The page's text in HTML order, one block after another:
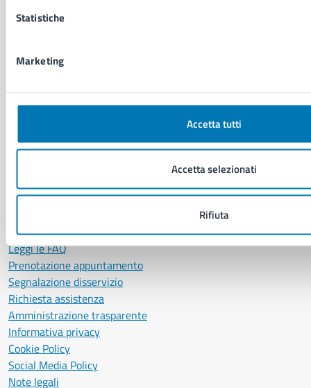
Statistiche
Marketing
Accetta tutti
Accetta selezionati
Rifiuta
Comune di Napoli
CF: 80014890638
LEI: 8156007FF4DEB97ABA09
Servizio Protocollo, URP e Albo Pretorio
Leggi le FAQ
Prenotazione appuntamento
Segnalazione disservizio
Richiesta assistenza
Amministrazione trasparente
Informativa privacy
Cookie Policy
Social Media Policy
Note legali